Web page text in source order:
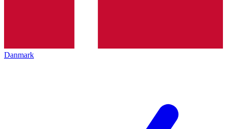
Danmark